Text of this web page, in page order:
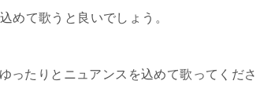
めて歌うと良いでしょう。
ったりとニュアンスを込めて歌ってくださ